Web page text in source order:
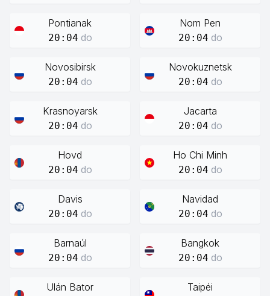
Pontianak
20:04 do
Nom Pen
20:04 do
Novosibirsk
20:04 do
Novokuznetsk
20:04 do
Krasnoyarsk
20:04 do
Jacarta
20:04 do
Hovd
20:04 do
Ho Chi Minh
20:04 do
Davis
20:04 do
Navidad
20:04 do
Barnaúl
20:04 do
Bangkok
20:04 do
Ulán Bator Taipéi